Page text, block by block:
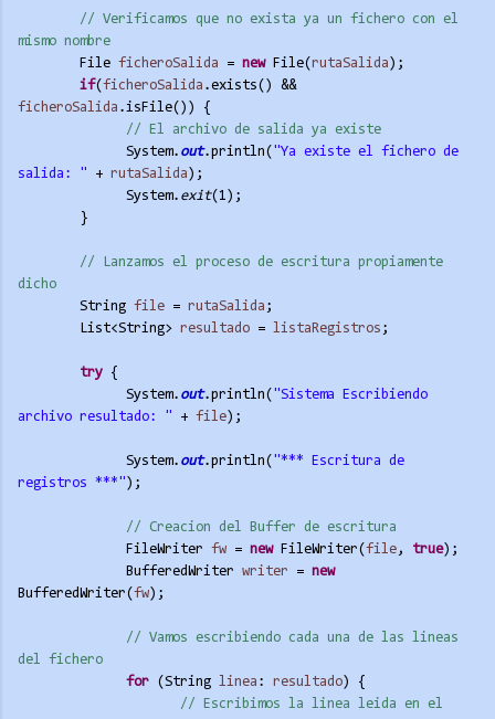
// Verificamos que no exista ya un fichero con el
mismo nombre
File ficheroSalida = new File(rutaSalida );
if(ficheroSalida
.exists() &&
ficheroSalida .isFile()) {
// El archivo de salida ya existe
System. out.println( "Ya existe el fichero de
salida: " + rutaSalida );
System. exit(1);
}
// Lanzamos el proceso de escritura propiamente
dicho
String file = rutaSalida ;
List<String> resultado = listaRegistros ;
try {
System. out.println( "Sistema Escribiendo
archivo resultado: " + file);
System. out.println( "*** Escritura de
registros ***" );
// Creacion del Buffer de escritura
FileWriter fw = new FileWriter(file , true);
BufferedWriter writer = new
BufferedWriter(fw);
// Vamos escribiendo cada una de las lineas
del fichero
for (String linea : resultado) {
// Escribimos la linea leida en el